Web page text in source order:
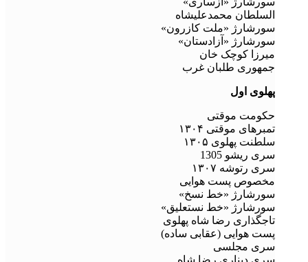
السلطان محمدعلیشاه
سورشارژ «ملت کازرون»
سورشارژ «آزادستان»
میرزا کوچک خان
جمهوری طلبان غرب
پهلوی اول
حکومت موقتی
تمبرهای موقتی ۱۳۰۴
سلطنت پهلوی ۱۳۰۵
سری ریشو 1305
سری رتوشه ۱۳۰۷
مخصوص پست هوایی
سورشارژ «خط نسخ»
سورشارژ «خط نستعلیق»
تاجگذاری رضا شاه پهلوی
پست هوایی (عقابی ساده)
سری مجلسی
سری دیناری رضا شاه